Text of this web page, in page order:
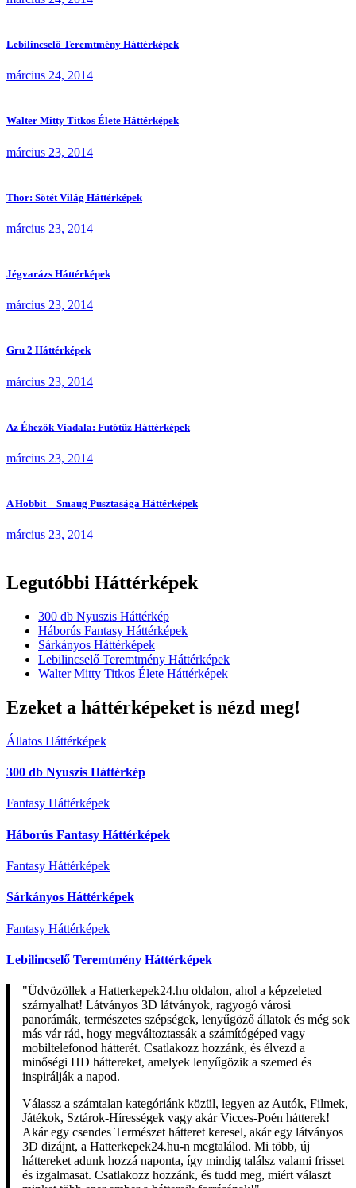
Lebilincselő Teremtmény Háttérképek
március 24, 2014
Walter Mitty Titkos Élete Háttérképek
március 23, 2014
Thor: Sötét Világ Háttérképek
március 23, 2014
Jégvarázs Háttérképek
március 23, 2014
Gru 2 Háttérképek
március 23, 2014
Az Éhezők Viadala: Futótűz Háttérképek
március 23, 2014
A Hobbit – Smaug Pusztasága Háttérképek
március 23, 2014
Legutóbbi Háttérképek
300 db Nyuszis Háttérkép
Háborús Fantasy Háttérképek
Sárkányos Háttérképek
Lebilincselő Teremtmény Háttérképek
Walter Mitty Titkos Élete Háttérképek
Ezeket a háttérképeket is nézd meg!
Állatos Háttérképek
300 db Nyuszis Háttérkép
Fantasy Háttérképek
Háborús Fantasy Háttérképek
Fantasy Háttérképek
Sárkányos Háttérképek
Fantasy Háttérképek
Lebilincselő Teremtmény Háttérképek
"Üdvözöllek a Hatterkepek24.hu oldalon, ahol a képzeleted
szárnyalhat! Látványos 3D látványok, ragyogó városi
panorámák, természetes szépségek, lenyűgöző állatok és még sok
más vár rád, hogy megváltoztassák a számítógéped vagy
mobiltelefonod hátterét. Csatlakozz hozzánk, és élvezd a
minőségi HD háttereket, amelyek lenyűgözik a szemed és
inspirálják a napod.
Válassz a számtalan kategóriánk közül, legyen az Autók, Filmek,
Játékok, Sztárok-Hírességek vagy akár Vicces-Poén hátterek!
Akár egy csendes Természet hátteret keresel, akár egy látványos
3D dizájnt, a Hatterkepek24.hu-n megtalálod. Mi több, új
háttereket adunk hozzá naponta, így mindig találsz valami frisset
és izgalmasat. Csatlakozz hozzánk, és tudd meg, miért választ